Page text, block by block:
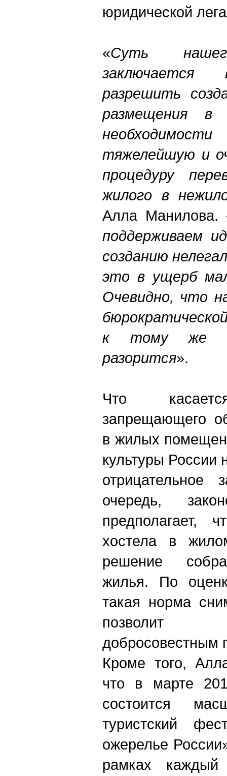
юридической
«Суть
разрешить
размещения
тяжелейшую и
процедуру
жилого в
Алла
поддерживаем
созданию
это в ущерб
Очевидно, что
к тому же
разорится».
Что
запрещающего
в жилых
культуры России
очередь,
предполагает,
хостела в
решение
жилья. По
такая норма
позволит
добросовестным
Кроме того,
что в марте
состоится
туристский
ожерелье
рамках каждый